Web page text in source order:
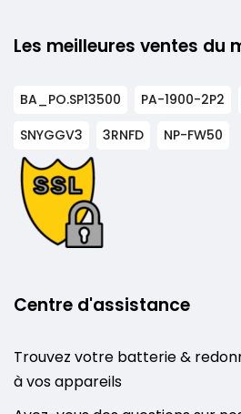
Les meilleures ventes du
BA_PO.SP13500 PA-1900-2P2
SNYGGV3
3RNFD NP-FW50
Centre d'assistance
Trouvez votre batterie &
à vos appareils